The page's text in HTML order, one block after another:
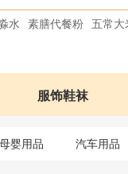
水 素膳代餐粉 五常大
服饰鞋袜
母婴用品 汽车用品